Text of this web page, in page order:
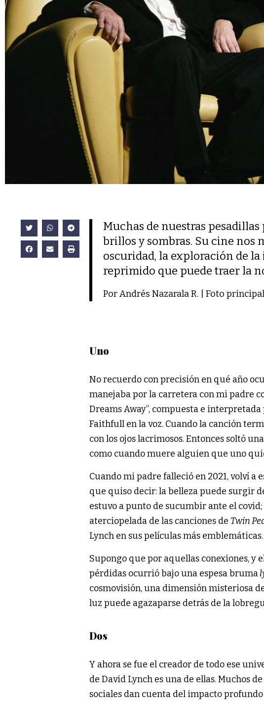
Muchas de nuestras
brillos y sombras. Su cine nos
oscuridad, la exploración de
reprimido que puede traer la
Por Andrés Nazarala R. | Foto
Uno
No recuerdo con precisión en qué año
manejaba por la carretera con mi padre
Dreams Away”, compuesta e
Faithfull en la voz. Cuando la canción
con los ojos lacrimosos. Entonces soltó
como cuando muere alguien que uno
Cuando mi padre falleció en 2021, volví a
que quiso decir: la belleza puede surgir
estuvo a punto de sucumbir ante el
aterciopelada de las canciones de Twin
Lynch en sus películas más emblemáticas.
Supongo que por aquellas conexiones, y
pérdidas ocurrió bajo una espesa bruma
cosmovisión, una dimensión misteriosa
luz puede agazaparse detrás de la
Dos
Y ahora se fue el creador de todo ese
de David Lynch es una de ellas. Muchos
sociales dan cuenta del impacto